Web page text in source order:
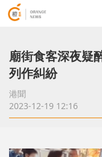
廟街食客深夜疑
列作糾紛
港聞
2023-12-19 12:16